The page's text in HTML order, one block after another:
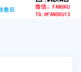
YouTube